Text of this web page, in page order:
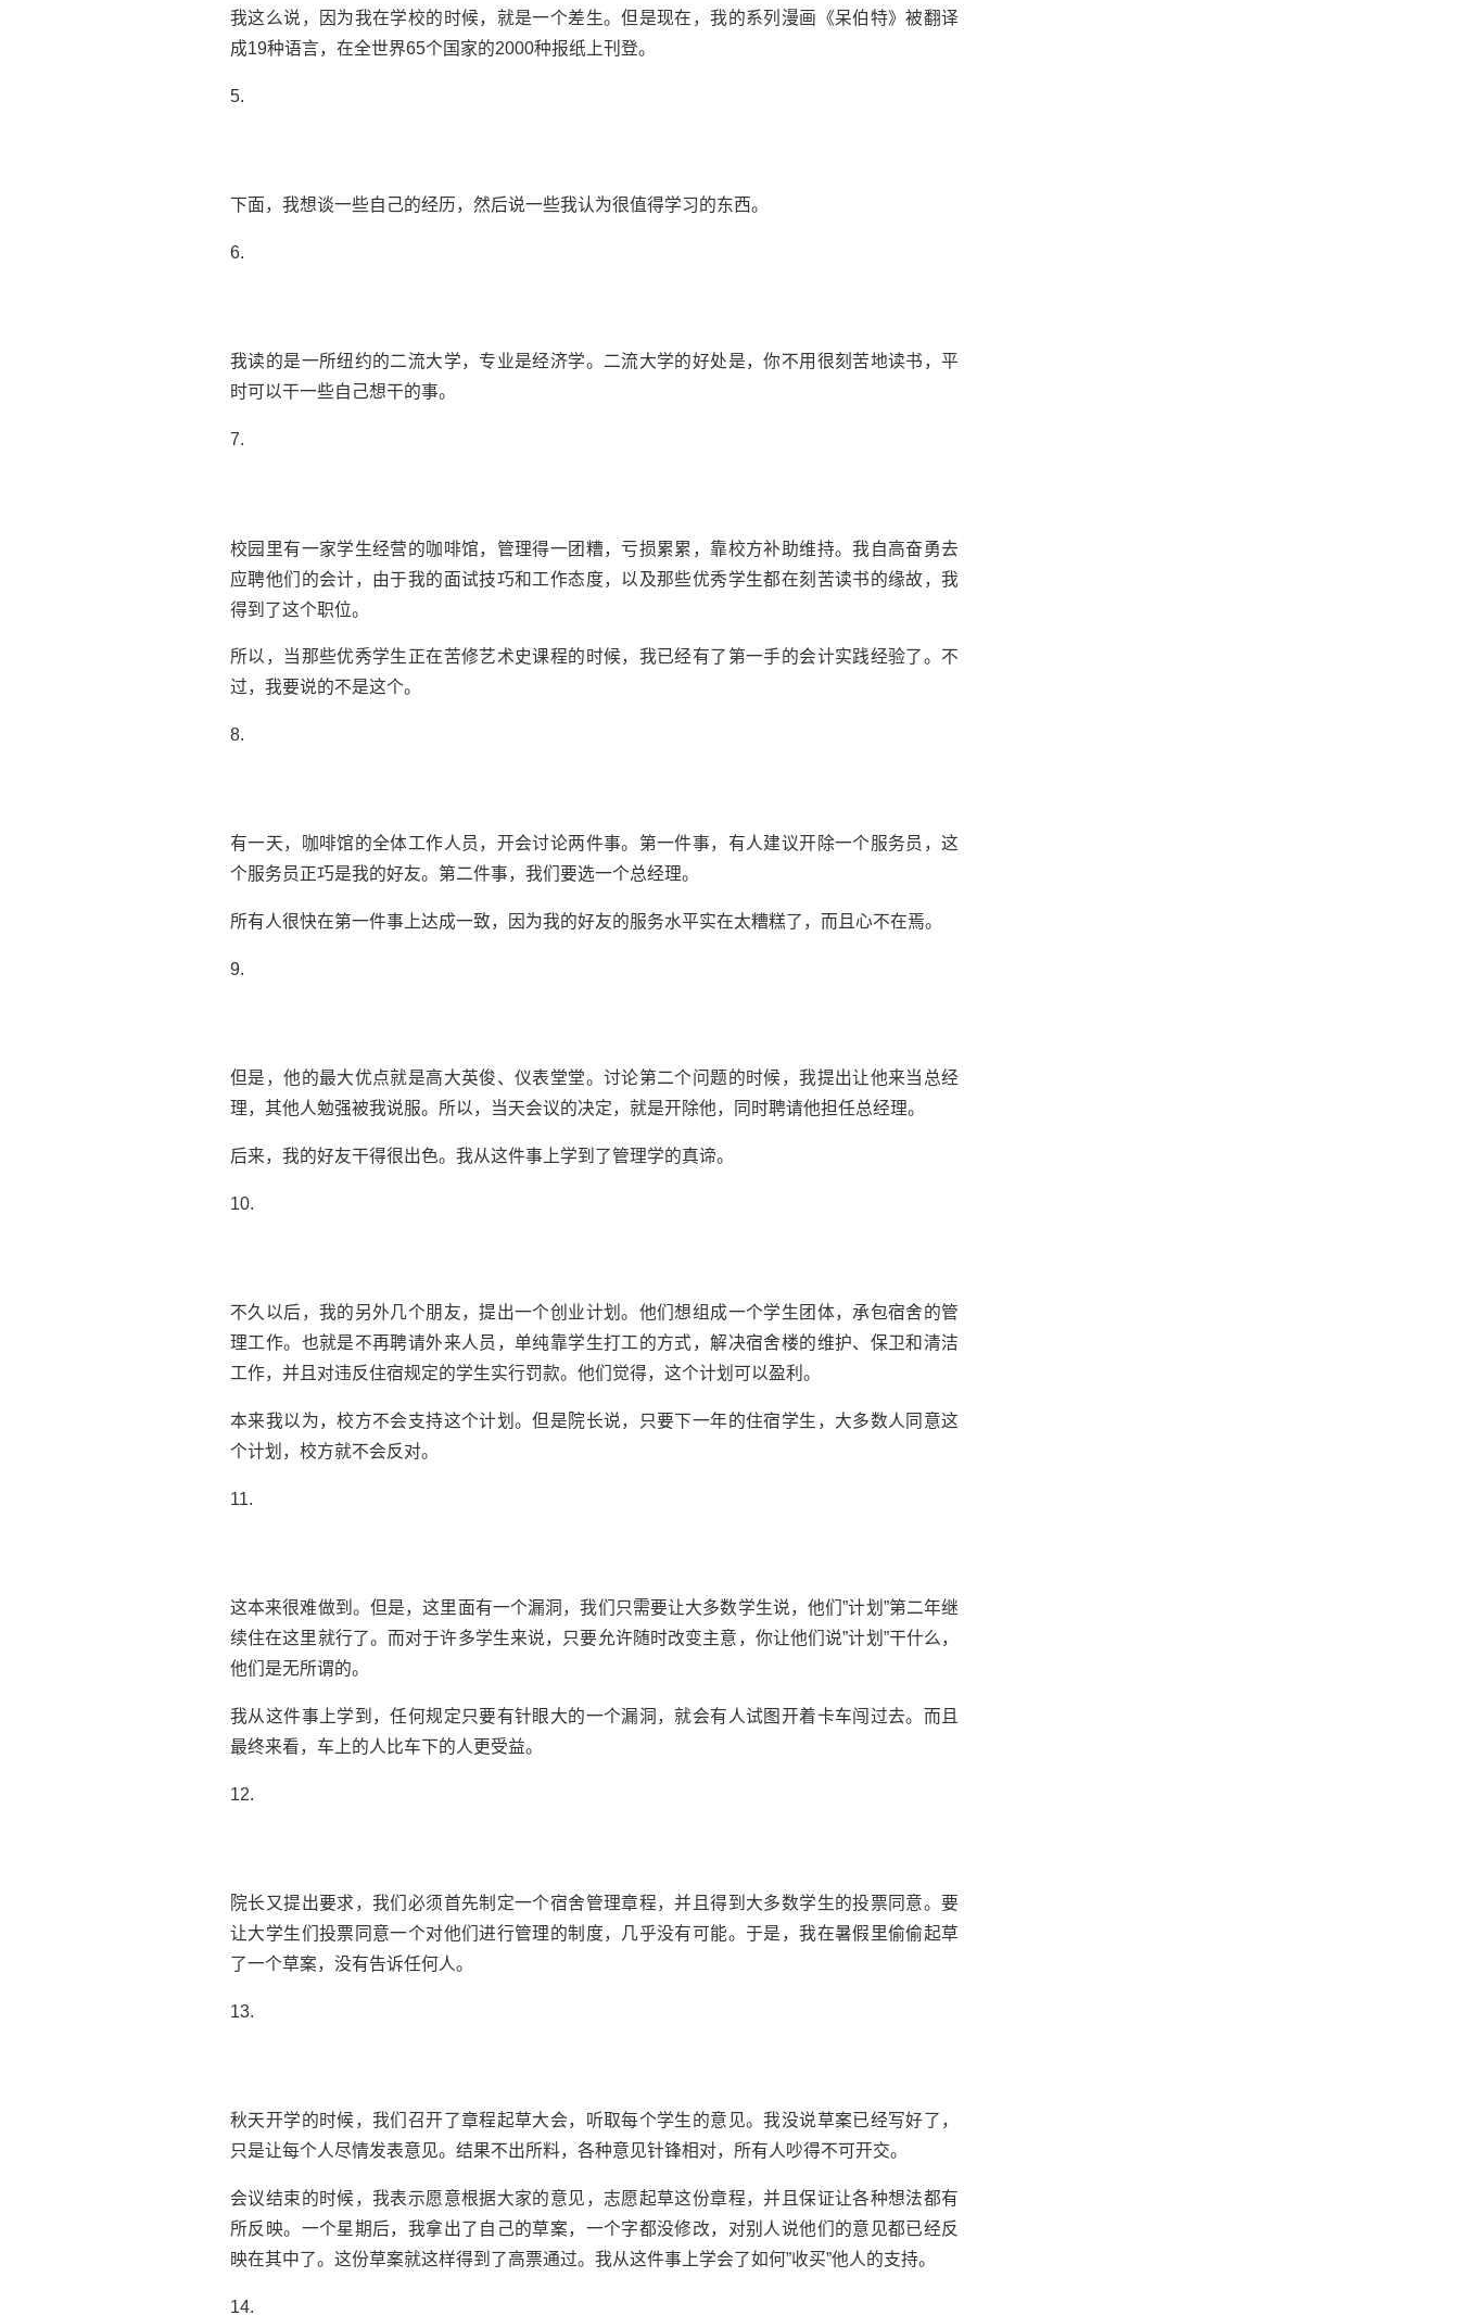
我这么说，因为我在学校的时候，就是一个差生。但是现在，我的系列漫画《呆伯特》被翻译
成19种语言，在全世界65个国家的2000种报纸上刊登。
5.
下面，我想谈一些自己的经历，然后说一些我认为很值得学习的东西。
6.
我读的是一所纽约的二流大学，专业是经济学。二流大学的好处是，你不用很刻苦地读书，平
时可以干一些自己想干的事。
7.
校园里有一家学生经营的咖啡馆，管理得一团糟，亏损累累，靠校方补助维持。我自高奋勇去
应聘他们的会计，由于我的面试技巧和工作态度，以及那些优秀学生都在刻苦读书的缘故，我
得到了这个职位。
所以，当那些优秀学生正在苦修艺术史课程的时候，我已经有了第一手的会计实践经验了。不
过，我要说的不是这个。
8.
有一天，咖啡馆的全体工作人员，开会讨论两件事。第一件事，有人建议开除一个服务员，这
个服务员正巧是我的好友。第二件事，我们要选一个总经理。
所有人很快在第一件事上达成一致，因为我的好友的服务水平实在太糟糕了，而且心不在焉。
9.
但是，他的最大优点就是高大英俊、仪表堂堂。讨论第二个问题的时候，我提出让他来当总经
理，其他人勉强被我说服。所以，当天会议的决定，就是开除他，同时聘请他担任总经理。
后来，我的好友干得很出色。我从这件事上学到了管理学的真谛。
10.
不久以后，我的另外几个朋友，提出一个创业计划。他们想组成一个学生团体，承包宿舍的管
理工作。也就是不再聘请外来人员，单纯靠学生打工的方式，解决宿舍楼的维护、保卫和清洁
工作，并且对违反住宿规定的学生实行罚款。他们觉得，这个计划可以盈利。
本来我以为，校方不会支持这个计划。但是院长说，只要下一年的住宿学生，大多数人同意这
个计划，校方就不会反对。
11.
这本来很难做到。但是，这里面有一个漏洞，我们只需要让大多数学生说，他们”计划”第二年继
续住在这里就行了。而对于许多学生来说，只要允许随时改变主意，你让他们说”计划”干什么，
他们是无所谓的。
我从这件事上学到，任何规定只要有针眼大的一个漏洞，就会有人试图开着卡车闯过去。而且
最终来看，车上的人比车下的人更受益。
12.
院长又提出要求，我们必须首先制定一个宿舍管理章程，并且得到大多数学生的投票同意。要
让大学生们投票同意一个对他们进行管理的制度，几乎没有可能。于是，我在暑假里偷偷起草
了一个草案，没有告诉任何人。
13.
秋天开学的时候，我们召开了章程起草大会，听取每个学生的意见。我没说草案已经写好了，
只是让每个人尽情发表意见。结果不出所料，各种意见针锋相对，所有人吵得不可开交。
会议结束的时候，我表示愿意根据大家的意见，志愿起草这份章程，并且保证让各种想法都有
所反映。一个星期后，我拿出了自己的草案，一个字都没修改，对别人说他们的意见都已经反
映在其中了。这份草案就这样得到了高票通过。我从这件事上学会了如何”收买”他人的支持。
14.